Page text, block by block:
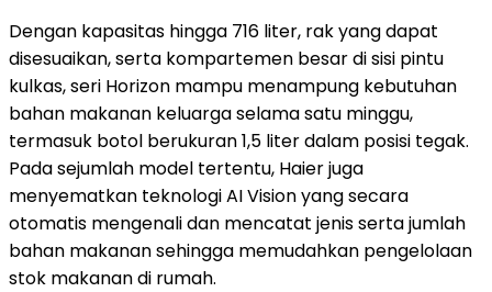
Dengan kapasitas hingga 716 liter, rak yang dapat
disesuaikan, serta kompartemen besar di sisi pintu
kulkas, seri Horizon mampu menampung kebutuhan
bahan makanan keluarga selama satu minggu,
termasuk botol berukuran 1,5 liter dalam posisi tegak.
Pada sejumlah model tertentu, Haier juga
menyematkan teknologi AI Vision yang secara
otomatis mengenali dan mencatat jenis serta jumlah
bahan makanan sehingga memudahkan pengelolaan
stok makanan di rumah.